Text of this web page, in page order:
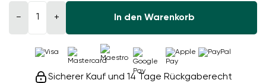
− + In den Warenkorb
Sicherer Kauf und 14 Tage Rückgaberecht